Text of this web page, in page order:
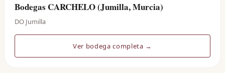
Bodegas CARCHELO (Jumilla, Murcia)
DO Jumilla
Ver bodega completa →